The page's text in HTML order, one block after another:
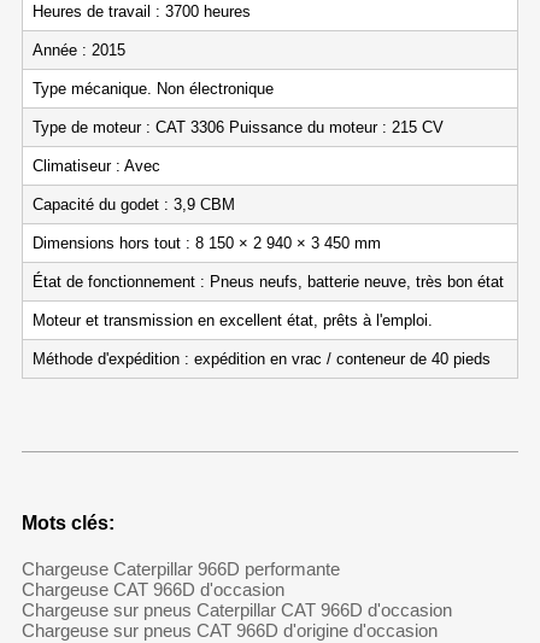
Heures de travail : 3700 heures
Année : 2015
Type mécanique. Non électronique
Type de moteur : CAT 3306 Puissance du moteur : 215 CV
Climatiseur : Avec
Capacité du godet : 3,9 CBM
Dimensions hors tout : 8 150 × 2 940 × 3 450 mm
État de fonctionnement : Pneus neufs, batterie neuve, très bon état
Moteur et transmission en excellent état, prêts à l'emploi.
Méthode d'expédition : expédition en vrac / conteneur de 40 pieds
Mots clés:
Chargeuse Caterpillar 966D performante
Chargeuse CAT 966D d'occasion
Chargeuse sur pneus Caterpillar CAT 966D d'occasion
Chargeuse sur pneus CAT 966D d'origine d'occasion